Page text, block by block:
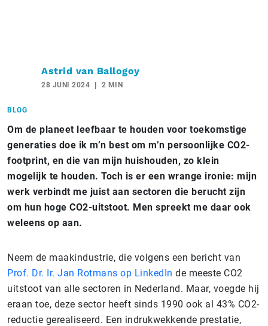
Astrid van Ballogoy
28 JUNI 2024 2 MIN
BLOG
Om de planeet leefbaar te houden voor toekomstige
generaties doe ik m’n best om m’n persoonlijke CO2-
footprint, en die van mijn huishouden, zo klein
mogelijk te houden. Toch is er een wrange ironie: mijn
werk verbindt me juist aan sectoren die berucht zijn
om hun hoge CO2-uitstoot. Men spreekt me daar ook
weleens op aan.
Neem de maakindustrie, die volgens een bericht van
Prof. Dr. Ir. Jan Rotmans op LinkedIn de meeste CO2
uitstoot van alle sectoren in Nederland. Maar, voegde hij
eraan toe, deze sector heeft sinds 1990 ook al 43% CO2-
reductie gerealiseerd. Een indrukwekkende prestatie,